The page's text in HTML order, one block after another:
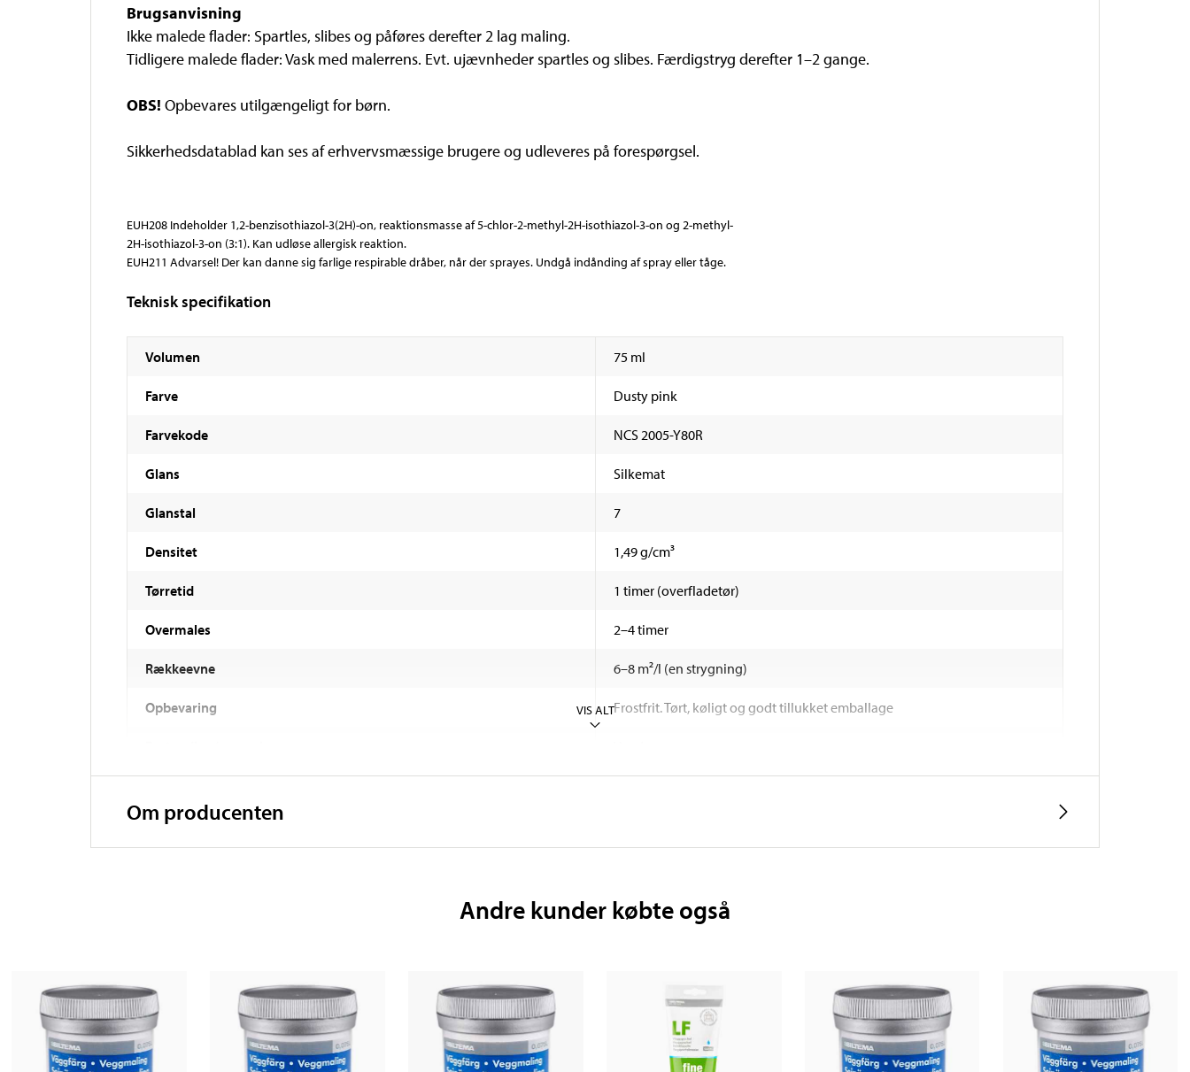
Brugsanvisning
Ikke malede flader: Spartles, slibes og påføres derefter 2 lag maling.
Tidligere malede flader: Vask med malerrens. Evt. ujævnheder spartles og slibes. Færdigstryg derefter 1–2 gange.
OBS! Opbevares utilgængeligt for børn.
Sikkerhedsdatablad kan ses af erhvervsmæssige brugere og udleveres på forespørgsel.
EUH208 Indeholder 1,2-benzisothiazol-3(2H)-on, reaktionsmasse af 5-chlor-2-methyl-2H-isothiazol-3-on og 2-methyl-
2H-isothiazol-3-on (3:1). Kan udløse allergisk reaktion.
EUH211 Advarsel! Der kan danne sig farlige respirable dråber, når der sprayes. Undgå indånding af spray eller tåge.
Teknisk specifikation
Volumen 75 ml
Farve Dusty pink
Farvekode NCS 2005-Y80R
Glans Silkemat
Glanstal 7
Densitet 1,49 g/cm³
Tørretid 1 timer (overfladetør)
Overmales 2–4 timer
Rækkeevne 6–8 m²/l (en strygning)
Opbevaring Frostfrit. Tørt, køligt og godt tillukket emballage
VIS ALT
Om producenten
Andre kunder købte også